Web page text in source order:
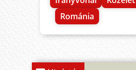
Románia